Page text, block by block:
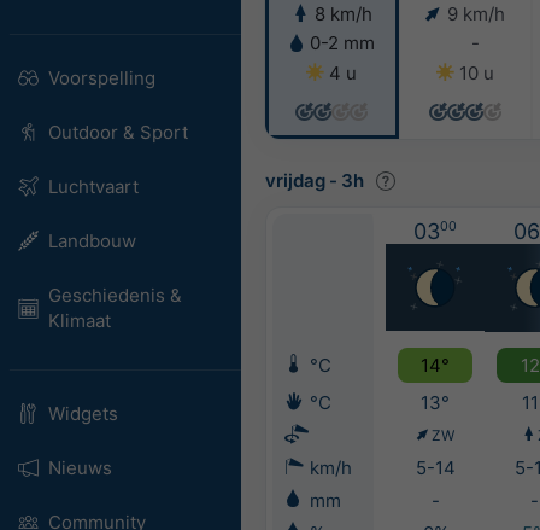
Voorspelling
Outdoor & Sport
Luchtvaart
Landbouw
Geschiedenis &
Klimaat
Widgets
Nieuws
Community
8 km/h
0-2 mm
4 u
9 km/h
-
10 u
vrijdag - 3h
0300 06
°C 14°
°C
13°
ZW
km/h 5-14 5-
mm
- -